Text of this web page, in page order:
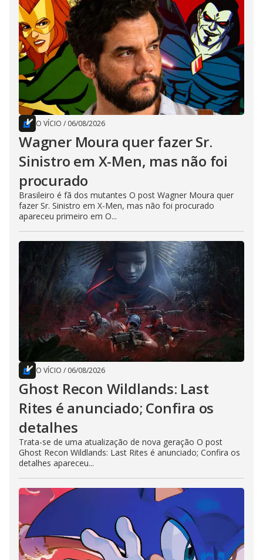
O VÍCIO / 06/08/2026
Wagner Moura quer fazer Sr.
Sinistro em X-Men, mas não foi
procurado
Brasileiro é fã dos mutantes O post Wagner Moura quer
fazer Sr. Sinistro em X-Men, mas não foi procurado
apareceu primeiro em O...
O VÍCIO / 06/08/2026
Ghost Recon Wildlands: Last
Rites é anunciado; Confira os
detalhes
Trata-se de uma atualização de nova geração O post
Ghost Recon Wildlands: Last Rites é anunciado; Confira os
detalhes apareceu...